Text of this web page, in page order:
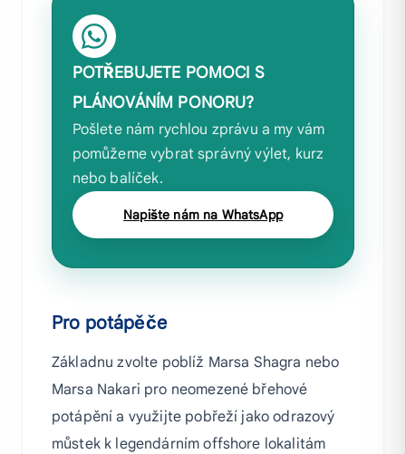
POTŘEBUJETE POMOCI S
PLÁNOVÁNÍM PONORU?
Pošlete nám rychlou zprávu a my vám
pomůžeme vybrat správný výlet, kurz
nebo balíček.
Napište nám na WhatsApp
Pro potápěče
Základnu zvolte poblíž Marsa Shagra nebo
Marsa Nakari pro neomezené břehové
potápění a využijte pobřeží jako odrazový
můstek k legendárním offshore lokalitám